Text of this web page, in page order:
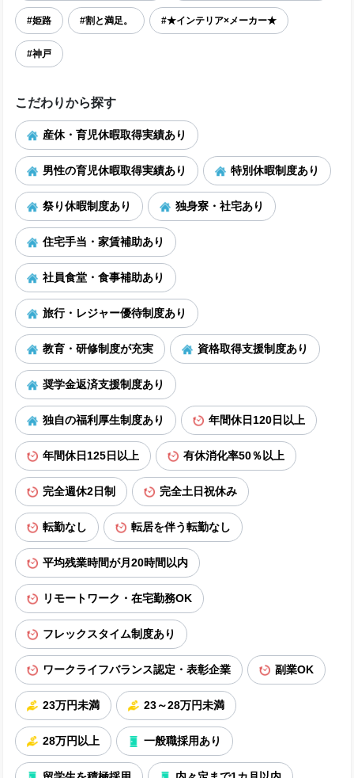
#姫路 #割と満足。 #★インテリア×メーカー★
#神戸
こだわりから探す
産休・育児休暇取得実績あり
男性の育児休暇取得実績あり 特別休暇制度あり
祭り休暇制度あり 独身寮・社宅あり
住宅手当・家賃補助あり
社員食堂・食事補助あり
旅行・レジャー優待制度あり
教育・研修制度が充実 資格取得支援制度あり
奨学金返済支援制度あり
独自の福利厚生制度あり 年間休日120日以上
年間休日125日以上 有休消化率50％以上
完全週休2日制 完全土日祝休み
転勤なし 転居を伴う転勤なし
平均残業時間が月20時間以内
リモートワーク・在宅勤務OK
フレックスタイム制度あり
ワークライフバランス認定・表彰企業 副業OK
23万円未満 23～28万円未満
28万円以上 一般職採用あり